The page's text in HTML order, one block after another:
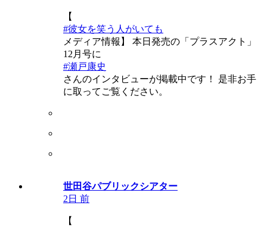
【
#彼女を笑う人がいても
メディア情報】 本日発売の「プラスアクト」
12月号に
#瀬戸康史
さんのインタビューが掲載中です！ 是非お手
に取ってご覧ください。
世田谷パブリックシアター
2日 前
【